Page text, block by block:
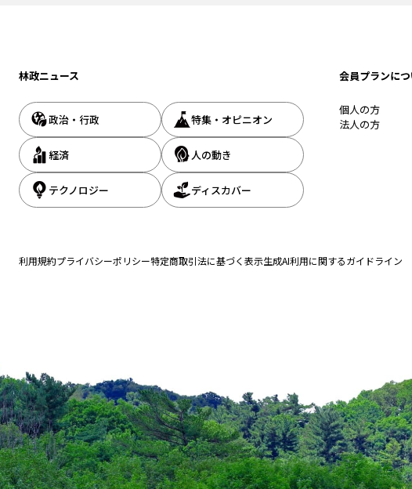
林政ニュース
政治・行政 特集・オピニオン
経済 人の動き
テクノロジー ディスカバー
会員プランに
個人の方
法人の方
利用規約プライバシーポリシー特定商取引法に基づく表示生成AI利用に関するガイドライン